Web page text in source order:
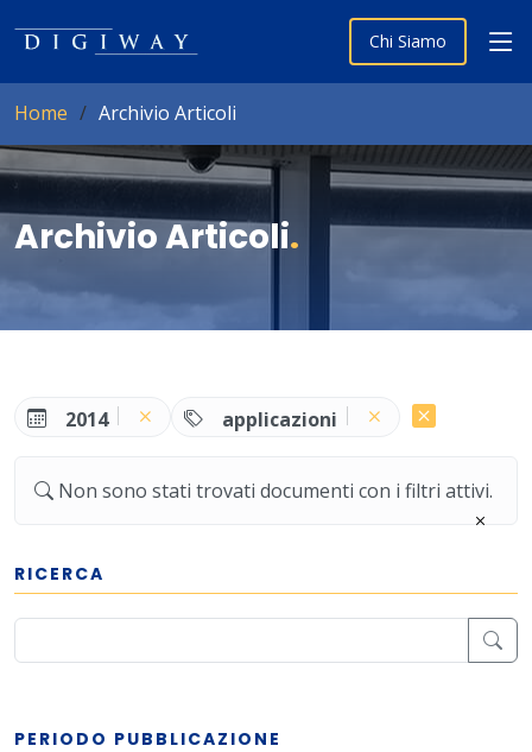
Chi Siamo
Home Archivio Articoli
Archivio Articoli.
2014 applicazioni
Non sono stati trovati documenti con i filtri attivi.
RICERCA
PERIODO PUBBLICAZIONE